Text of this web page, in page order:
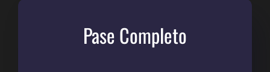
Pase Completo